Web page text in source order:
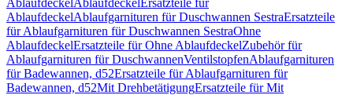
AblaufdeckelAblaufdeckelErsatzteile für
AblaufdeckelAblaufgarnituren für Duschwannen SestraErsatzteile
für Ablaufgarnituren für Duschwannen SestraOhne
AblaufdeckelErsatzteile für Ohne AblaufdeckelZubehör für
Ablaufgarnituren für DuschwannenVentilstopfenAblaufgarnituren
für Badewannen, d52Ersatzteile für Ablaufgarnituren für
Badewannen, d52Mit DrehbetätigungErsatzteile für Mit